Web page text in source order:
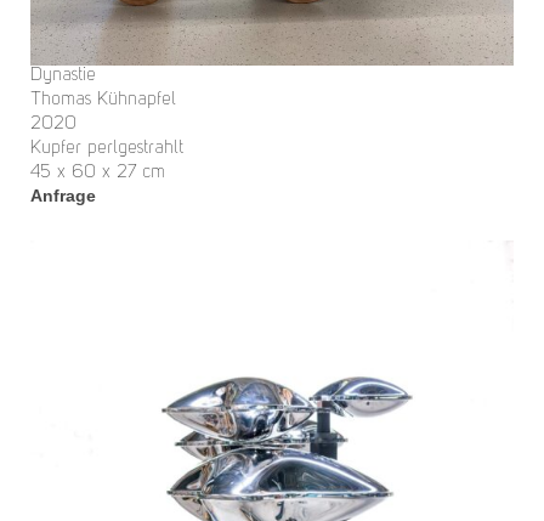
Dynastie
Thomas Kühnapfel
2020
Kupfer perlgestrahlt
45 x 60 x 27 cm
Anfrage